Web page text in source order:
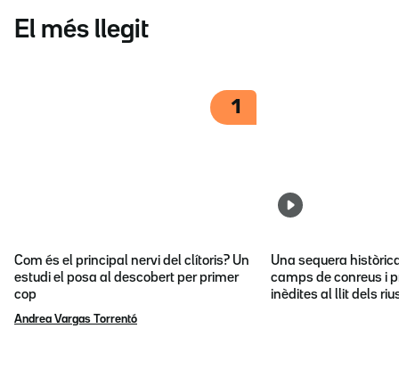
El més llegit
1
Com és el principal nervi del clítoris? Un
estudi el posa al descobert per primer
cop
Andrea Vargas Torrentó
Una sequera
camps de conreus i
inèdites al llit dels